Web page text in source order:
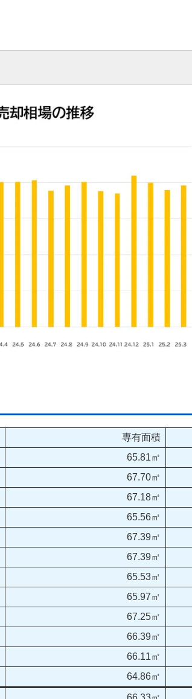
専有面積
65.81㎡
67.70㎡
67.18㎡
65.56㎡
67.39㎡
67.39㎡
65.53㎡
65.97㎡
67.25㎡
66.39㎡
66.11㎡
64.86㎡